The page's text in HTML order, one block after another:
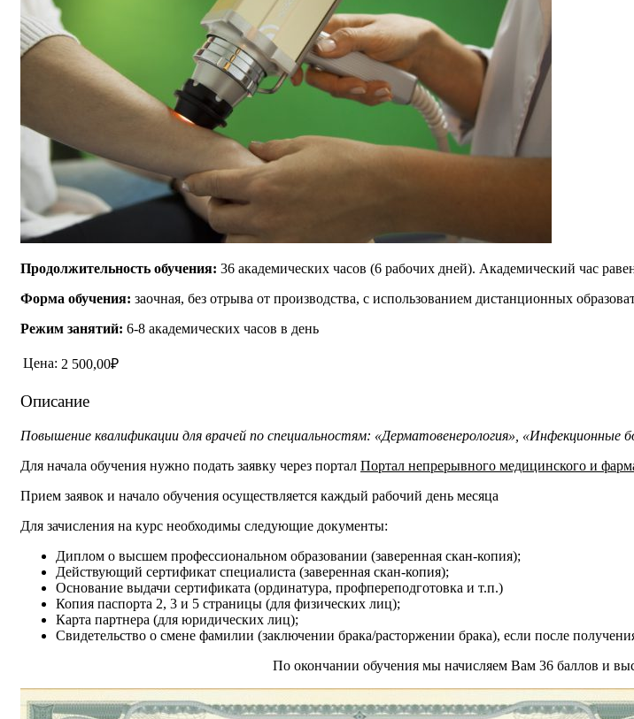
Продолжительность обучения: 36 академических часов (6 рабочих дней). Академический час
Форма обучения: заочная, без отрыва от производства, с использованием дистанционных
Режим занятий: 6-8 академических часов в день
Цена: 2 500,00₽
Описание
Повышение квалификации для врачей по специальностям: «Дерматовенерология», «Инфекционные
Для начала обучения нужно подать заявку через портал Портал непрерывного медицинского и
Прием заявок и начало обучения осуществляется каждый рабочий день месяца
Для зачисления на курс необходимы следующие документы:
Диплом о высшем профессиональном образовании (заверенная скан-копия);
Действующий сертификат специалиста (заверенная скан-копия);
Основание выдачи сертификата (ординатура, профпереподготовка и т.п.)
Копия паспорта 2, 3 и 5 страницы (для физических лиц);
Карта партнера (для юридических лиц);
Свидетельство о смене фамилии (заключении брака/расторжении брака), если после
По окончании обучения мы начисляем Вам 36 баллов и